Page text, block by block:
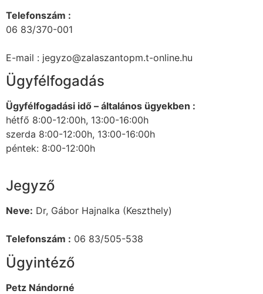
Telefonszám :
06 83/370-001
E-mail : jegyzo@zalaszantopm.t-online.hu
Ügyfélfogadás
Ügyfélfogadási idő – általános ügyekben :
hétfő 8:00-12:00h, 13:00-16:00h
szerda 8:00-12:00h, 13:00-16:00h
péntek: 8:00-12:00h
Jegyző
Neve: Dr, Gábor Hajnalka (Keszthely)
Telefonszám : 06 83/505-538
Ügyintéző
Petz Nándorné